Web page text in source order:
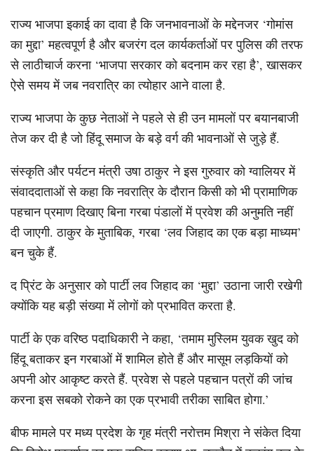
राज्य भाजपा इकाई का दावा है कि जनभावनाओं के मद्देनजर ‘गोमांस
का मुद्दा’ महत्वपूर्ण है और बजरंग दल कार्यकर्ताओं पर पुलिस की तरफ
से लाठीचार्ज करना ‘भाजपा सरकार को बदनाम कर रहा है’, खासकर
ऐसे समय में जब नवरात्रि का त्योहार आने वाला है.
राज्य भाजपा के कुछ नेताओं ने पहले से ही उन मामलों पर बयानबाजी
तेज कर दी है जो हिंदू समाज के बड़े वर्ग की भावनाओं से जुड़े हैं.
संस्कृति और पर्यटन मंत्री उषा ठाकुर ने इस गुरुवार को ग्वालियर में
संवाददाताओं से कहा कि नवरात्रि के दौरान किसी को भी प्रामाणिक
पहचान प्रमाण दिखाए बिना गरबा पंडालों में प्रवेश की अनुमति नहीं
दी जाएगी. ठाकुर के मुताबिक, गरबा ‘लव जिहाद का एक बड़ा माध्यम’
बन चुके हैं.
द प्रिंट के अनुसार को पार्टी लव जिहाद का ‘मुद्दा’ उठाना जारी रखेगी
क्योंकि यह बड़ी संख्या में लोगों को प्रभावित करता है.
पार्टी के एक वरिष्ठ पदाधिकारी ने कहा, ‘तमाम मुस्लिम युवक खुद को
हिंदू बताकर इन गरबाओं में शामिल होते हैं और मासूम लड़कियों को
अपनी ओर आकृष्ट करते हैं. प्रवेश से पहले पहचान पत्रों की जांच
करना इस सबको रोकने का एक प्रभावी तरीका साबित होगा.’
बीफ मामले पर मध्य प्रदेश के गृह मंत्री नरोत्तम मिश्रा ने संकेत दिया